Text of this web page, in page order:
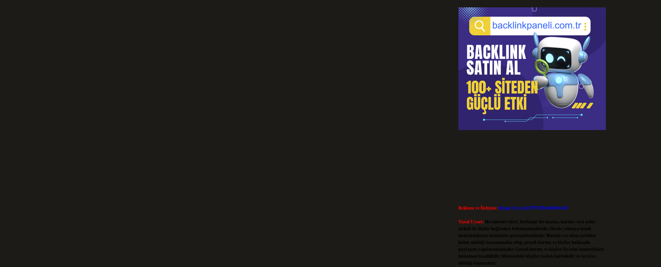
Reklam ve İletişim:Skype: live:.cid.575569c608265c69
Yasal Uyarı: Bu internet sitesi, herhangi bir marka, kurum veya şahıs
şirketi ile hiçbir bağlantısı bulunmamaktadır. Sitede yalnızca kendi
hazırladığımız makaleler paylaşılmaktadır. Burada yer alan içerikler
haber niteliği taşımamakta olup, gerçek kurum ve kişiler hakkında
paylaşım yapılmamaktadır. Gerçek kurum ve kişiler ile isim benzerlikleri
tamamen tesadüfidir. Sitemizdeki bilgiler taslak halindedir ve tavsiye
niteliği taşımazlar.